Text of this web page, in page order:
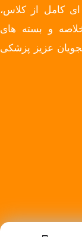
کامل از کلاس،
و بسته های
عزیز پزشکی